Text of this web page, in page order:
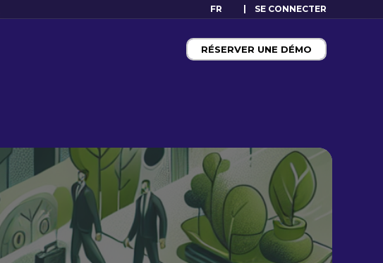
FR SE CONNECTER
RÉSERVER UNE DÉMO